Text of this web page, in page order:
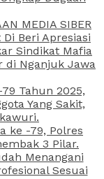
MEDIA SIBER
Beri Apresiasi
Sindikat Mafia
di Nganjuk Jawa
Tahun 2025,
Yang Sakit,
ke -79, Polres
3 Pilar.
Menangani
Sesuai